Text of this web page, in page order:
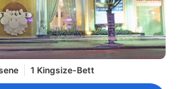
1 Kingsize-Bett